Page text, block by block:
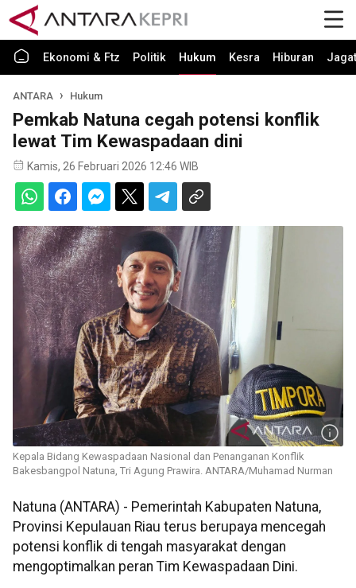
Ekonomi & Ftz Politik Hukum Kesra Hiburan Jagat
ANTARA Hukum
Pemkab Natuna cegah potensi konflik
lewat Tim Kewaspadaan dini
Kamis, 26 Februari 2026 12:46 WIB
Kepala Bidang Kewaspadaan Nasional dan Penanganan Konflik
Bakesbangpol Natuna, Tri Agung Prawira. ANTARA/Muhamad Nurman
Natuna (ANTARA) - Pemerintah Kabupaten Natuna,
Provinsi Kepulauan Riau terus berupaya mencegah
potensi konflik di tengah masyarakat dengan
mengoptimalkan peran Tim Kewaspadaan Dini.